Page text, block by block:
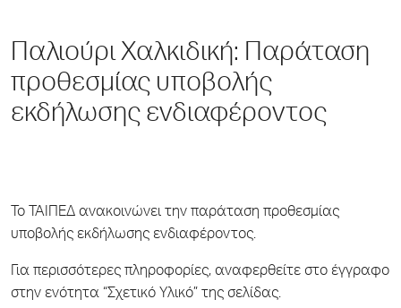
Παλιούρι Χαλκιδική: Παράταση
προθεσμίας υποβολής
εκδήλωσης ενδιαφέροντος
Το ΤΑΙΠΕΔ ανακοινώνει την παράταση προθεσμίας
υποβολής εκδήλωσης ενδιαφέροντος.
Για περισσότερες πληροφορίες, αναφερθείτε στο έγγραφο
στην ενότητα “Σχετικό Υλικό” της σελίδας.